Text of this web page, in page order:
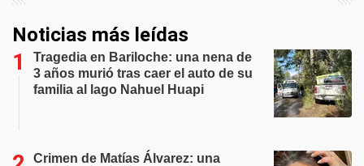
Noticias más leídas
Tragedia en Bariloche: una nena de
3 años murió tras caer el auto de su
familia al lago Nahuel Huapi
Crimen de Matías Álvarez: una